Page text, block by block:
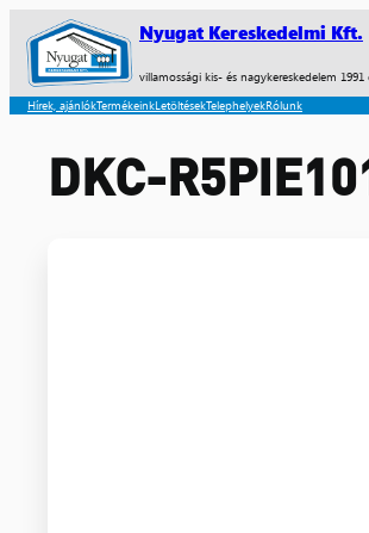
Nyugat Kereskedelmi Kft.
villamossági kis- és nagykereskedelem 1991
Hírek, ajánlókTermékeinkLetöltésekTelephelyekRólunk
DKC-